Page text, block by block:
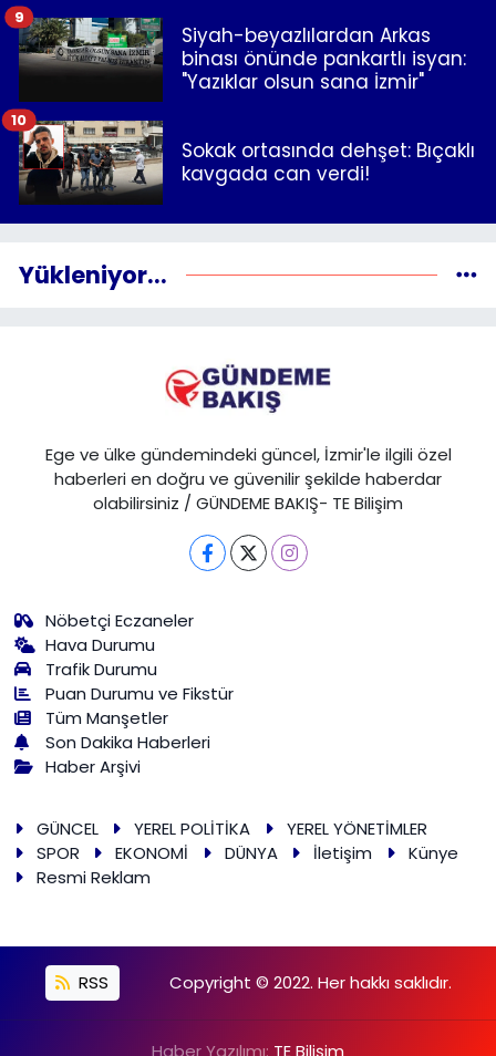
Siyah-beyazlılardan Arkas
binası önünde pankartlı isyan:
"Yazıklar olsun sana İzmir"
9
Sokak ortasında dehşet: Bıçaklı
kavgada can verdi!
10
Yükleniyor...
Ege ve ülke gündemindeki güncel, İzmir'le ilgili özel
haberleri en doğru ve güvenilir şekilde haberdar
olabilirsiniz / GÜNDEME BAKIŞ- TE Bilişim
Nöbetçi Eczaneler
Hava Durumu
Trafik Durumu
Puan Durumu ve Fikstür
Tüm Manşetler
Son Dakika Haberleri
Haber Arşivi
GÜNCEL YEREL POLİTİKA
YEREL YÖNETİMLER
SPOR
EKONOMİ DÜNYA İletişim
Künye
Resmi Reklam
RSS Copyright © 2022. Her hakkı saklıdır.